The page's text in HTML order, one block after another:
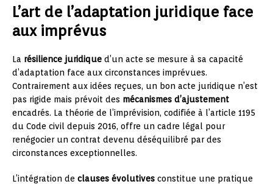
L’art de l’adaptation juridique face
aux imprévus
La résilience juridique d’un acte se mesure à sa capacité
d’adaptation face aux circonstances imprévues.
Contrairement aux idées reçues, un bon acte juridique n’est
pas rigide mais prévoit des mécanismes d’ajustement
encadrés. La théorie de l’imprévision, codifiée à l’article 1195
du Code civil depuis 2016, offre un cadre légal pour
renégocier un contrat devenu déséquilibré par des
circonstances exceptionnelles.
L’intégration de clauses évolutives constitue une pratique